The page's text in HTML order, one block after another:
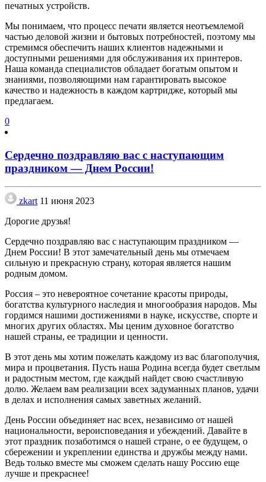
печатных устройств.
Мы понимаем, что процесс печати является неотъемлемой
частью деловой жизни и бытовых потребностей, поэтому мы
стремимся обеспечить наших клиентов надежными и
доступными решениями для обслуживания их принтеров.
Наша команда специалистов обладает богатым опытом и
знаниями, позволяющими нам гарантировать высокое
качество и надежность в каждом картридже, который мы
предлагаем.
0
Сердечно поздравляю вас с наступающим
праздником — Днем России!
zkart 11 июня 2023
Дорогие друзья!
Сердечно поздравляю вас с наступающим праздником —
Днем России! В этот замечательный день мы отмечаем
сильную и прекрасную страну, которая является нашим
родным домом.
Россия – это невероятное сочетание красоты природы,
богатства культурного наследия и многообразия народов. Мы
гордимся нашими достижениями в науке, искусстве, спорте и
многих других областях. Мы ценим духовное богатство
нашей страны, ее традиции и ценности.
В этот день мы хотим пожелать каждому из вас благополучия,
мира и процветания. Пусть наша Родина всегда будет светлым
и радостным местом, где каждый найдет свою счастливую
долю. Желаем вам реализации всех задуманных планов, удачи
в делах и исполнения самых заветных желаний.
День России объединяет нас всех, независимо от нашей
национальности, вероисповедания и убеждений. Давайте в
этот праздник позаботимся о нашей стране, о ее будущем, о
сбережении и укреплении единства и дружбы между нами.
Ведь только вместе мы сможем сделать нашу Россию еще
лучше и прекраснее!